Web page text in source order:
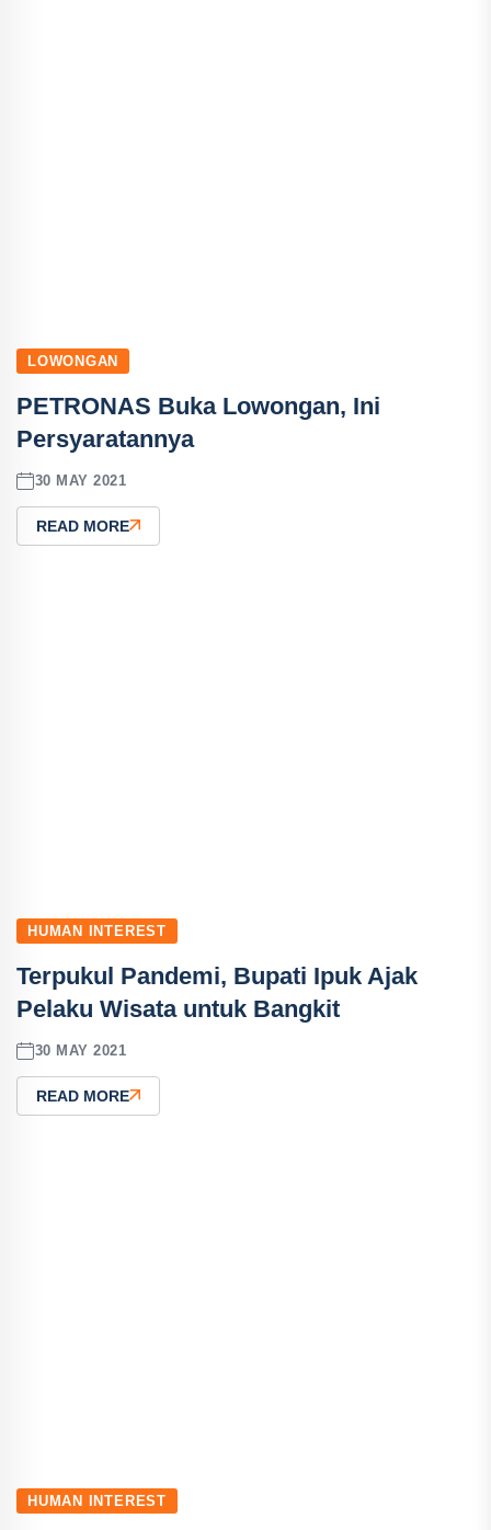
LOWONGAN
PETRONAS Buka Lowongan, Ini
Persyaratannya
30 MAY 2021
READ MORE
HUMAN INTEREST
Terpukul Pandemi, Bupati Ipuk Ajak
Pelaku Wisata untuk Bangkit
30 MAY 2021
READ MORE
HUMAN INTEREST